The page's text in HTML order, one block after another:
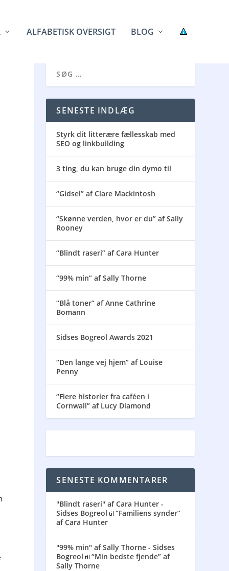
ALFABETISK OVERSIGT BLOG
SENESTE INDLÆG
Styrk dit litterære fællesskab med
SEO og linkbuilding
3 ting, du kan bruge din dymo til
“Gidsel” af Clare Mackintosh
“Skønne verden, hvor er du” af Sally
Rooney
“Blindt raseri” af Cara Hunter
“99% min” af Sally Thorne
“Blå toner” af Anne Cathrine
Bomann
Sidses Bogreol Awards 2021
“Den lange vej hjem” af Louise
Penny
“Flere historier fra caféen i
Cornwall” af Lucy Diamond
SENESTE KOMMENTARER
"Blindt raseri" af Cara Hunter -
Sidses Bogreol til“Familiens synder”
af Cara Hunter
"99% min" af Sally Thorne - Sidses
Bogreol til“Min bedste fjende” af
Sally Thorne